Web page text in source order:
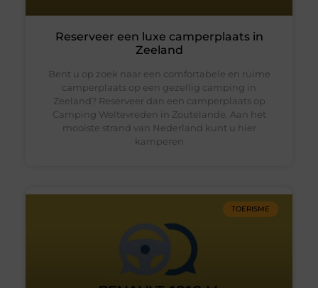
Reserveer een luxe camperplaats in
Zeeland
Bent u op zoek naar een comfortabele en ruime
camperplaats op een gezellig camping in
Zeeland? Reserveer dan een camperplaats op
Camping Weltevreden in Zoutelande. Aan het
mooiste strand van Nederland kunt u hier
kamperen
TOERISME